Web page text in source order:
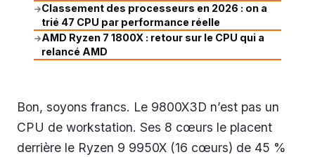
→Classement des processeurs en 2026 : on a
trié 47 CPU par performance réelle
→AMD Ryzen 7 1800X : retour sur le CPU qui a
relancé AMD
Bon, soyons francs. Le 9800X3D n’est pas un
CPU de workstation. Ses 8 cœurs le placent
derrière le Ryzen 9 9950X (16 cœurs) de 45 %